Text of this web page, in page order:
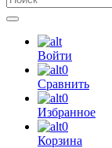
Войти
0
Сравнить
0
Избранное
0
Корзина